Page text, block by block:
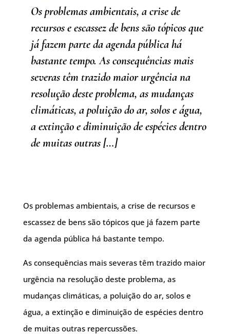
Os problemas ambientais, a crise de
recursos e escassez de bens são tópicos que
já fazem parte da agenda pública há
bastante tempo. As consequências mais
severas têm trazido maior urgência na
resolução deste problema, as mudanças
climáticas, a poluição do ar, solos e água,
a extinção e diminuição de espécies dentro
de muitas outras […]
Os problemas ambientais, a crise de recursos e
escassez de bens são tópicos que já fazem parte
da agenda pública há bastante tempo.
As consequências mais severas têm trazido maior
urgência na resolução deste problema, as
mudanças climáticas, a poluição do ar, solos e
água, a extinção e diminuição de espécies dentro
de muitas outras repercussões.